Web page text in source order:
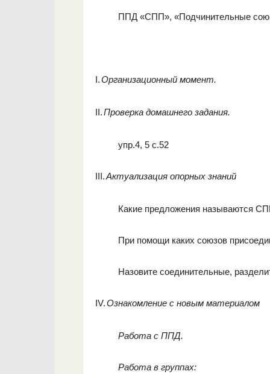
ППД «СПП», «Подчинительные
I.Организационный момент.
II.Проверка домашнего задания.
упр.4, 5 с.52
III.Актуализация опорных знаний
Какие предложения называются
При помощи каких союзов
Назовите соединительные,
IV.Ознакомление с новым материалом
Работа с ППД.
Работа в группах: